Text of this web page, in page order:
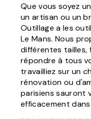
Que vous soyez
un artisan ou un
Outillage a les
Le Mans. Nous
différentes
répondre à tous
travailliez sur un
rénovation ou
parisiens sauront
efficacement